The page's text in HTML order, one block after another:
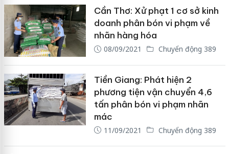
Cần Thơ: Xử phạt 1 cơ sở kinh
doanh phân bón vi phạm về
nhãn hàng hóa
08/09/2021 Chuyển động 389
Tiền Giang: Phát hiện 2
phương tiện vận chuyển 4,6
tấn phân bón vi phạm nhãn
mác
11/09/2021 Chuyển động 389